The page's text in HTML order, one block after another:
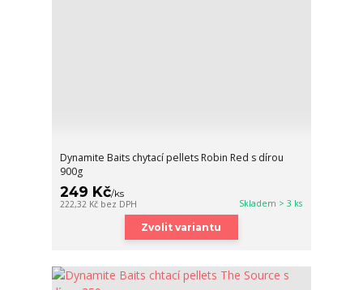
Dynamite Baits chytací pellets Robin Red s dírou
900g
249 Kč/ks
222,32 Kč bez DPH Skladem > 3 ks
Zvolit variantu